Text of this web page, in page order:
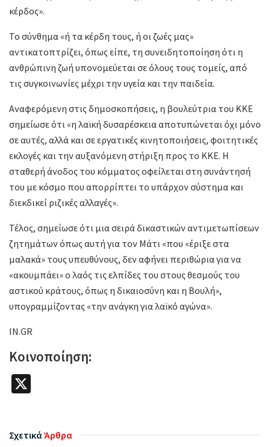
κέρδος».
Το σύνθημα «ή τα κέρδη τους, ή οι ζωές μας»
αντικατοπτρίζει, όπως είπε, τη συνειδητοποίηση ότι η
ανθρώπινη ζωή υπονομεύεται σε όλους τους τομείς, από
τις συγκοινωνίες μέχρι την υγεία και την παιδεία.
Αναφερόμενη στις δημοσκοπήσεις, η βουλεύτρια του ΚΚΕ
σημείωσε ότι «η λαϊκή δυσαρέσκεια αποτυπώνεται όχι μόνο
σε αυτές, αλλά και σε εργατικές κινητοποιήσεις, φοιτητικές
εκλογές και την αυξανόμενη στήριξη προς το ΚΚΕ. Η
σταθερή άνοδος του κόμματος οφείλεται στη συνάντησή
του με κόσμο που απορρίπτει το υπάρχον σύστημα και
διεκδικεί ριζικές αλλαγές».
Τέλος, σημείωσε ότι μια σειρά δικαστικών αντιμετωπίσεων
ζητημάτων όπως αυτή για τον Μάτι «που «έριξε στα
μαλακά» τους υπευθύνους, δεν αφήνει περιθώρια για να
«ακουμπάει» ο λαός τις ελπίδες του στους θεσμούς του
αστικού κράτους, όπως η δικαιοσύνη και η Βουλή»,
υπογραμμίζοντας «την ανάγκη για λαϊκό αγώνα».
IN.GR
Κοινοποίηση:
ΣχετικάΆρθρα